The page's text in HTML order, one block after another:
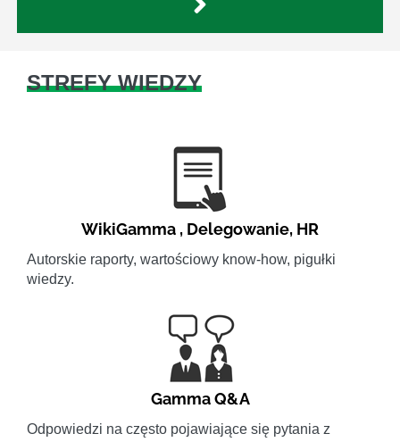
STREFY WIEDZY
WikiGamma , Delegowanie, HR
Autorskie raporty, wartościowy know-how, pigułki
wiedzy.
Gamma Q&A
Odpowiedzi na często pojawiające się pytania z